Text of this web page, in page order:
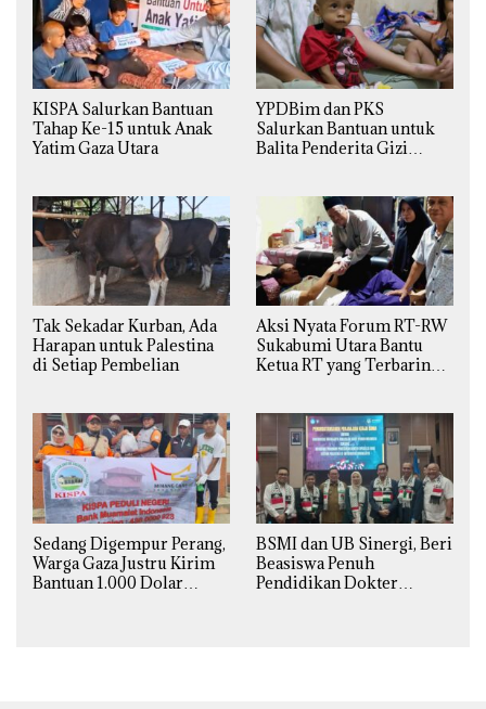
KISPA Salurkan Bantuan
Tahap Ke-15 untuk Anak
Yatim Gaza Utara
YPDBim dan PKS
Salurkan Bantuan untuk
Balita Penderita Gizi
Tak Sekadar Kurban, Ada
Harapan untuk Palestina
di Setiap Pembelian
Aksi Nyata Forum RT-RW
Sukabumi Utara Bantu
Ketua RT yang Terbaring
Sedang Digempur Perang,
Warga Gaza Justru Kirim
Bantuan 1.000 Dolar
BSMI dan UB Sinergi, Beri
Beasiswa Penuh
Pendidikan Dokter